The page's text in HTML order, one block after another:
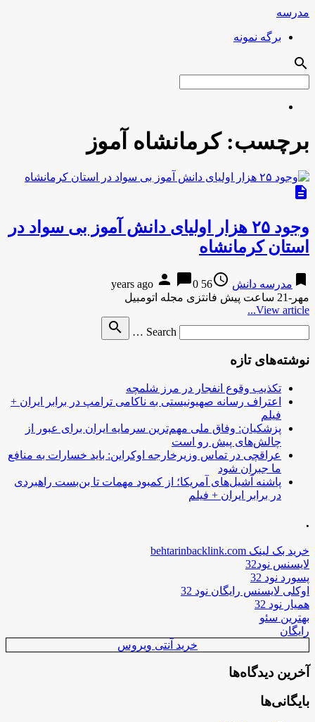
مدرسه
برگه نمونه
search
برچسب:کرمانشاه آموز
description
وجود ۲۵ هزار اولیای دانش آموز بی سواد در
استان کرمانشاه
bookmark مدرسه دانش access_time
56 years ago
person chat_bubble0
مهر-21 ساعت پیش فانتزی مجله اتومبیل
View article...
Search …
search
نوشته‌های تازه
تکذیب وقوع انفجار در مرز شلمچه
اعتراف رسانه صهیونیستی به ناکامی ترامپ در برابر ایران +
فیلم
پزشکیان: وفاق ملی مهم‌ترین سرمایه ایران برای عبور از
چالش‌های پیش رو است
عراقچی در تماس وزیرخارجه اوکراین: باید خسارات به منافع
ما جبران شود
پاشنه آشیل‌های آمریکا؛ از کمبود مهمات تا بن‌بست راهبردی
در برابر ایران + فیلم
.
خرید بک لینک behtarinbacklink.com
لایسنس نود32
پسورد نود 32
اوکلی لایسنس رایگان نود 32
همیار نود 32
بهترین سئو
رایگان
خرید آنتی ویروس
آخرین دیدگاه‌ها
بایگانی‌ها